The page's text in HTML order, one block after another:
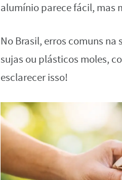
alumínio parece fácil, mas
No Brasil, erros comuns
sujas ou plásticos moles,
esclarecer isso!